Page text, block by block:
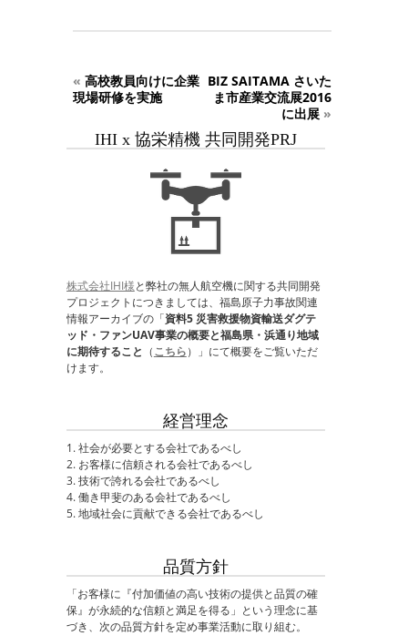
« 高校教員向けに企業
現場研修を実施
BIZ SAITAMA さいた
ま市産業交流展2016
に出展 »
IHI x 協栄精機 共同開発PRJ
株式会社IHI様と弊社の無人航空機に関する共同開発
プロジェクトにつきましては、福島原子力事故関連
情報アーカイブの「資料5 災害救援物資輸送ダグテ
ッド・ファンUAV事業の概要と福島県・浜通り地域
に期待すること （こちら）」にて概要をご覧いただ
けます。
経営理念
1. 社会が必要とする会社であるべし
2. お客様に信頼される会社であるべし
3. 技術で誇れる会社であるべし
4. 働き甲斐のある会社であるべし
5. 地域社会に貢献できる会社であるべし
品質方針
「お客様に『付加価値の高い技術の提供と品質の確
保』が永続的な信頼と満足を得る」という理念に基
づき、次の品質方針を定め事業活動に取り組む。